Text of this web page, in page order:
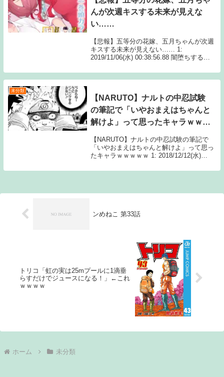
んが次週キスする未来が見えな
い……
【悲報】五等分の花嫁、五月ちゃんが次週
キスする未来が見えない…… 1:
2019/11/06(水) 00:38:56.88 闇堕ちするん
五等分の花嫁、五月ちゃんが次週キスする
未来が見えない……
未分類
【NARUTO】ナルトの中忍試験
の筆記で「いやおまえはちゃんと
解けよ」って思ったキャラｗｗｗ
【NARUTO】ナルトの中忍試験の筆記で
「いやおまえはちゃんと解けよ」って思っ
たキャラｗｗｗｗｗ 1: 2018/12/12(水)
むSource: ちゃん速【NARUTO】ナル...
ンめねこ 第33話
トリコ「虹の実は25mプールに1滴垂
らすだけでジュースになる！」←これ
ｗｗｗｗ
ホーム 未分類